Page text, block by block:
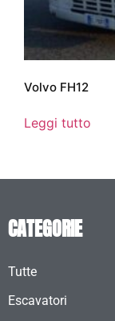
Volvo FH12
Leggi tutto
CATEGORIE
Tutte
Escavatori